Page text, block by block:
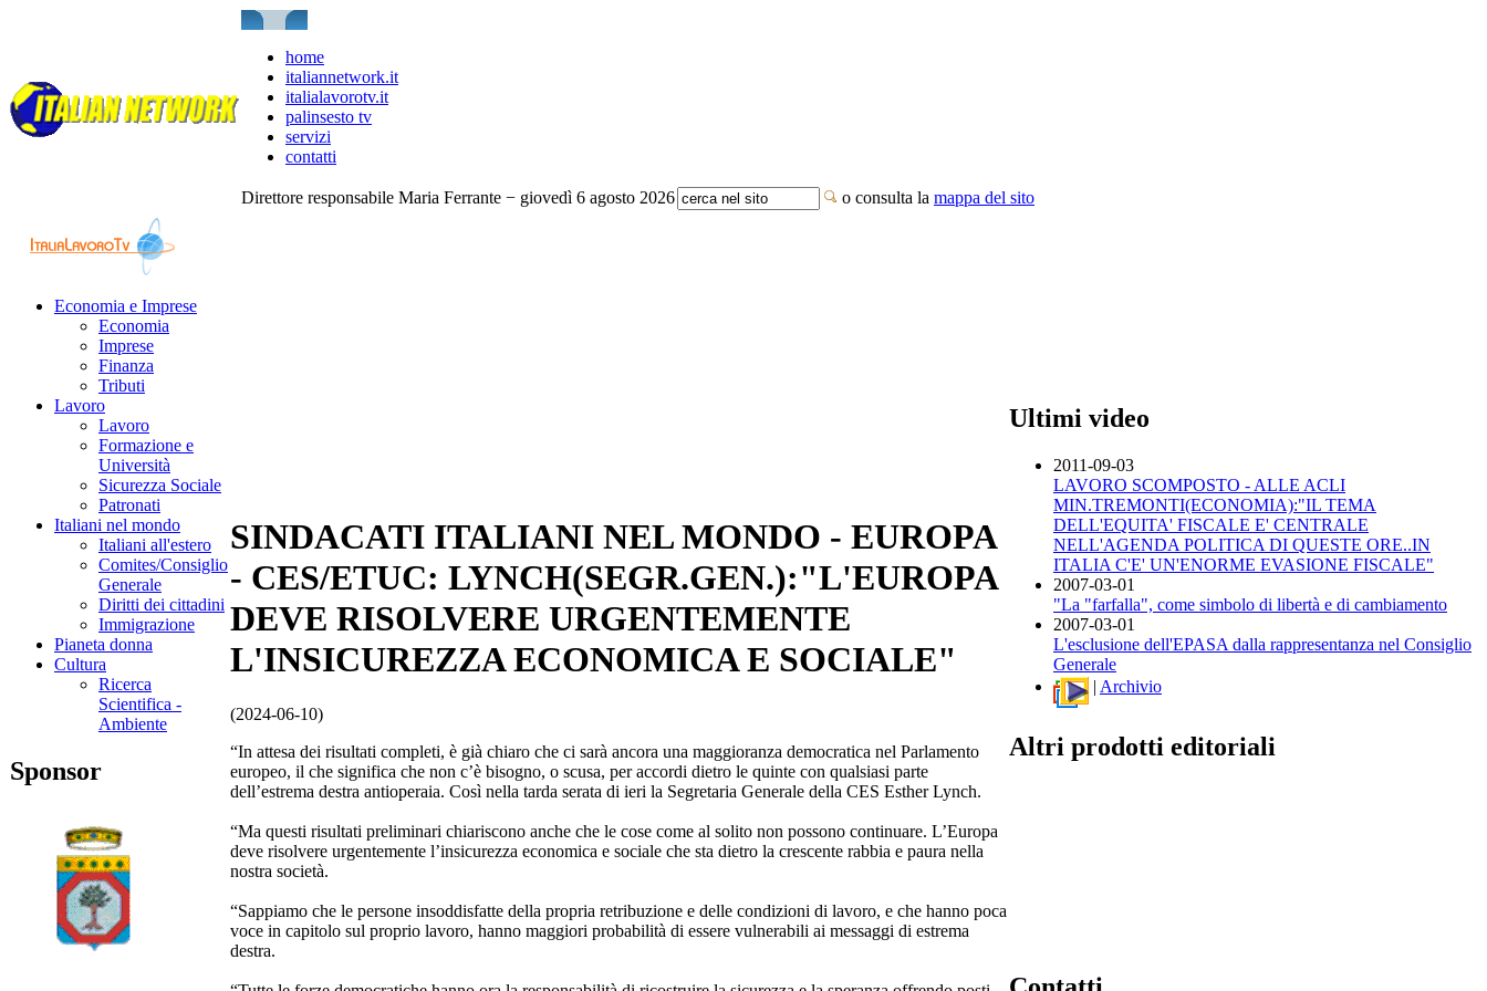
home
italiannetwork.it
italialavorotv.it
palinsesto tv
servizi
contatti
Direttore responsabile Maria Ferrante − giovedì 6 agosto 2026 o consulta la mappa del sito
Economia e Imprese
Economia
Imprese
Finanza
Tributi
Lavoro
Lavoro
Formazione e
Università
Sicurezza Sociale
Patronati
Italiani nel mondo
Italiani all'estero
Comites/Consiglio
Generale
Diritti dei cittadini
Immigrazione
Pianeta donna
Cultura
Ricerca
Scientifica -
Ambiente
Sponsor
SINDACATI ITALIANI NEL MONDO - EUROPA
- CES/ETUC: LYNCH(SEGR.GEN.):"L'EUROPA
DEVE RISOLVERE URGENTEMENTE
L'INSICUREZZA ECONOMICA E SOCIALE"
(2024-06-10)
“In attesa dei risultati completi, è già chiaro che ci sarà ancora una maggioranza democratica nel Parlamento
europeo, il che significa che non c’è bisogno, o scusa, per accordi dietro le quinte con qualsiasi parte
dell’estrema destra antioperaia. Così nella tarda serata di ieri la Segretaria Generale della CES Esther Lynch.
“Ma questi risultati preliminari chiariscono anche che le cose come al solito non possono continuare. L’Europa
deve risolvere urgentemente l’insicurezza economica e sociale che sta dietro la crescente rabbia e paura nella
nostra società.
“Sappiamo che le persone insoddisfatte della propria retribuzione e delle condizioni di lavoro, e che hanno poca
voce in capitolo sul proprio lavoro, hanno maggiori probabilità di essere vulnerabili ai messaggi di estrema
destra.
Ultimi video
2011-09-03
LAVORO SCOMPOSTO - ALLE ACLI
MIN.TREMONTI(ECONOMIA):"IL TEMA
DELL'EQUITA' FISCALE E' CENTRALE
NELL'AGENDA POLITICA DI QUESTE ORE..IN
ITALIA C'E' UN'ENORME EVASIONE FISCALE"
2007-03-01
"La "farfalla", come simbolo di libertà e di cambiamento
2007-03-01
L'esclusione dell'EPASA dalla rappresentanza nel Consiglio
Generale
| Archivio
Altri prodotti editoriali